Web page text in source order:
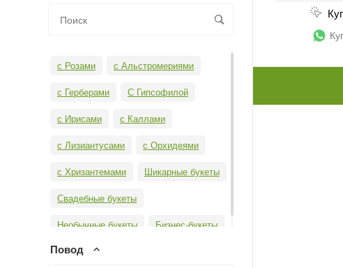
с Розами
с Альстромериями
с Герберами
С Гипсофилой
с Ирисами
с Каллами
с Лизиантусами
с Орхидеями
с Хризантемами
Шикарные букеты
Свадебные букеты
Необычные букеты
Бизнес-букеты
Повод